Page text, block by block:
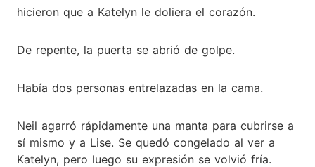
hicieron que a Katelyn le doliera el corazón.
De repente, la puerta se abrió de golpe.
Había dos personas entrelazadas en la cama.
Neil agarró rápidamente una manta para cubrirse a
sí mismo y a Lise. Se quedó congelado al ver a
Katelyn, pero luego su expresión se volvió fría.